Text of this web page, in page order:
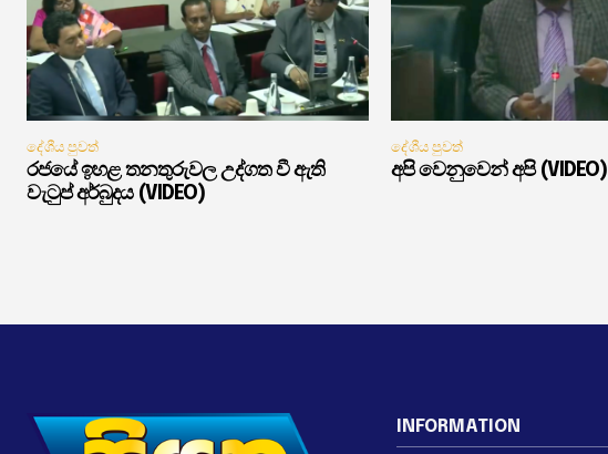
දේශීය පුවත්
රජයේ ඉහළ තනතුරුවල උද්ගත වී ඇති
වැටුප් අර්බුදය (VIDEO)
දේශීය පුවත්
අපි වෙනුවෙන් අපි (VIDEO)
INFORMATION